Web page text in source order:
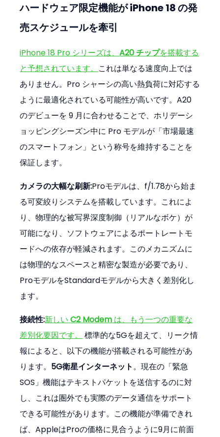
ハードウェア限定機能が iPhone 18 の発
売スケジュールを牽引
iPhone 18 Pro シリーズは、A20 チップを搭載する
と予想されています。 これは単なる速度向上では
ありません。Pro シャーシの高い熱負荷に対応する
ように最適化されている可能性が高いです。A20
のデビューを 9 月に合わせることで、ホリデーシ
ョッピングシーズン中に Pro モデルが「市場最速
のスマートフォン」という称号を維持することを
保証します。
カメラの大幅な刷新:Proモデルは、f/1.78から始ま
る可変絞りシステムを搭載しています。これによ
り、物理的な被写界深度制御（リアルなボケ）が
可能になり、ソフトウェアによるポートレートモ
ードへの依存が軽減されます。このメカニズムに
は物理的なスペースと精密な製造が必要であり、
ProモデルをStandardモデルから大きく差別化し
ます。
接続性:新しい C2 Modem は、もう一つの重要な
差別化要因です。
標準的な5Gを超えて、リーク情
報によると、以下の機能が搭載される可能性があ
ります。 5G衛星インターネット。現在の「緊急
SOS」機能はテキストパケットを送信するのに対
し、これは圏外でも実際のデータ通信をサポート
できる可能性があります。この機能が準備できれ
ば、AppleはProの価格に見合うように9月に前面